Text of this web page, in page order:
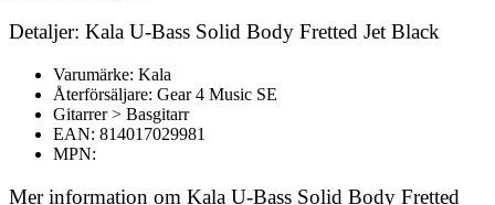
Detaljer: Kala U-Bass Solid Body Fretted Jet Black
Varumärke: Kala
Återförsäljare: Gear 4 Music SE
Gitarrer > Basgitarr
EAN: 814017029981
MPN:
Mer information om Kala U-Bass Solid Body Fretted